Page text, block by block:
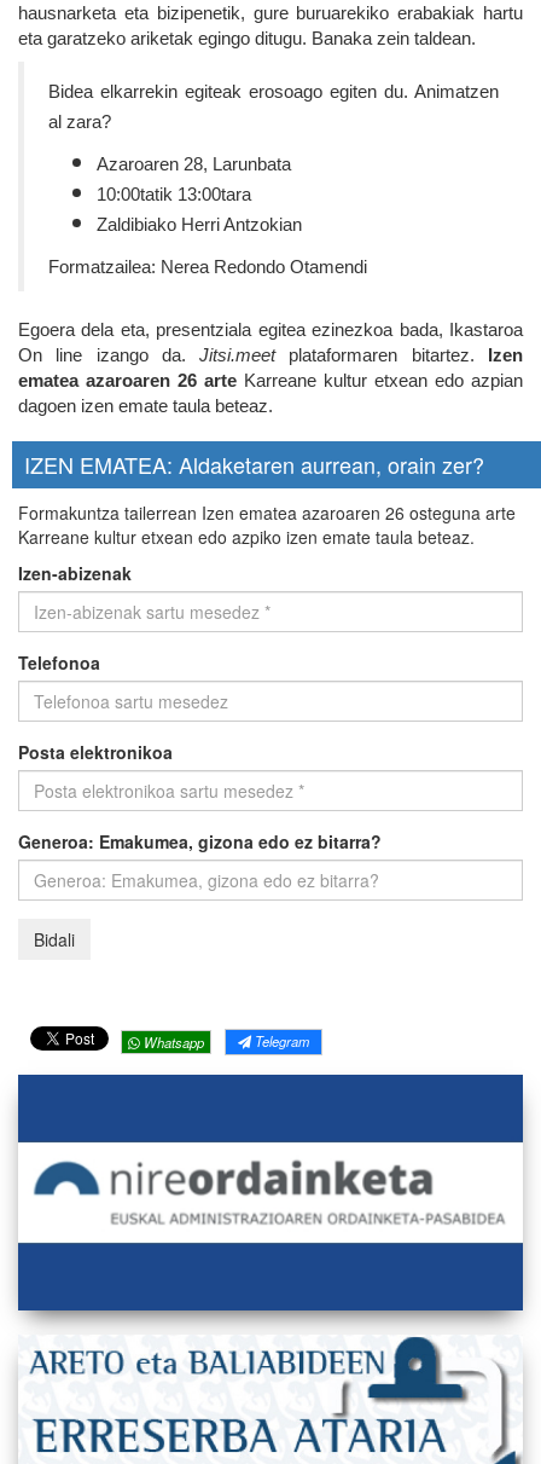
hausnarketa eta bizipenetik, gure buruarekiko erabakiak hartu
eta garatzeko ariketak egingo ditugu. Banaka zein taldean.
Bidea elkarrekin egiteak erosoago egiten du. Animatzen
al zara?
Azaroaren 28, Larunbata
10:00tatik 13:00tara
Zaldibiako Herri Antzokian
Formatzailea: Nerea Redondo Otamendi
Egoera dela eta, presentziala egitea ezinezkoa bada, Ikastaroa
On line izango da.Jitsi.meetplataformaren bitartez.
Izen
ematea azaroaren 26 arte Karreane kultur etxean edo azpian
dagoen izen emate taula beteaz.
IZEN EMATEA: Aldaketaren aurrean, orain zer?
Formakuntza tailerrean Izen ematea azaroaren 26 osteguna arte
Karreane kultur etxean edo azpiko izen emate taula beteaz.
Izen-abizenak
Telefonoa
Posta elektronikoa
Generoa: Emakumea, gizona edo ez bitarra?
Whatsapp Telegram